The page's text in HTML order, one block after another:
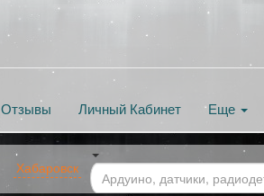
Отзывы Личный Кабинет Еще
Хабаровск